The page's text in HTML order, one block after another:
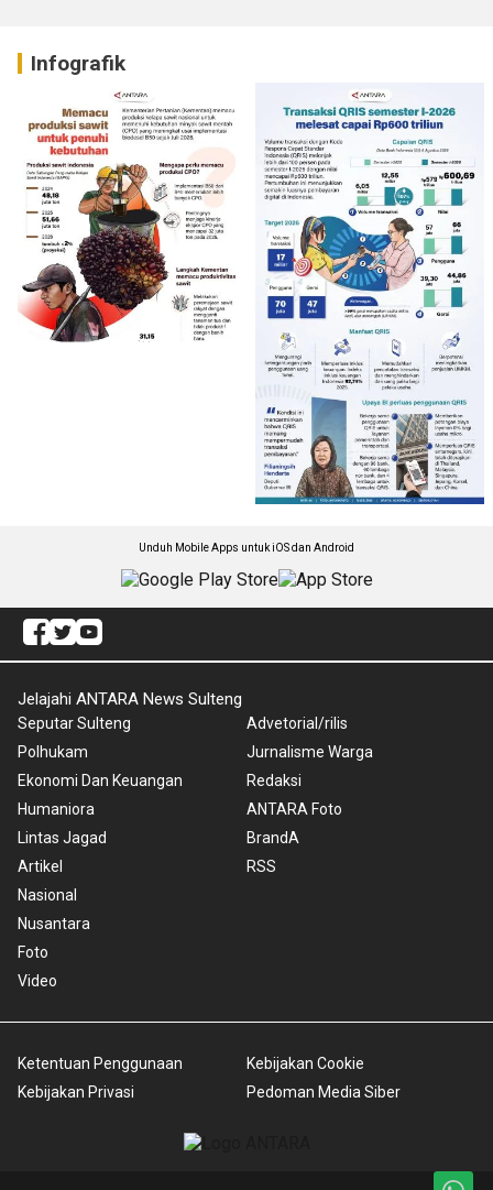
Infografik
Unduh Mobile Apps untuk iOS dan Android
Jelajahi ANTARA News Sulteng
Seputar Sulteng
Polhukam
Ekonomi Dan Keuangan
Humaniora
Lintas Jagad
Artikel
Nasional
Nusantara
Foto
Video
Advetorial/rilis
Jurnalisme Warga
Redaksi
ANTARA Foto
BrandA
RSS
Ketentuan Penggunaan
Kebijakan Privasi
Kebijakan Cookie
Pedoman Media Siber